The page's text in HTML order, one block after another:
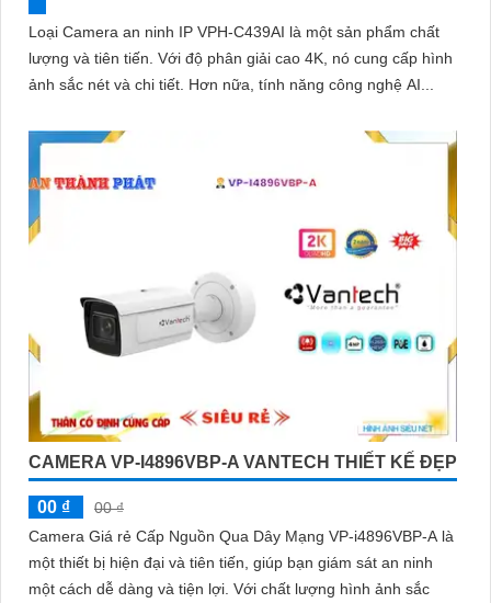
Loại Camera an ninh IP VPH-C439AI là một sản phẩm chất
lượng và tiên tiến. Với độ phân giải cao 4K, nó cung cấp hình
ảnh sắc nét và chi tiết. Hơn nữa, tính năng công nghệ AI...
CAMERA VP-I4896VBP-A VANTECH THIẾT KẾ ĐẸP
00 ₫
00 ₫
Camera Giá rẻ Cấp Nguồn Qua Dây Mạng VP-i4896VBP-A là
một thiết bị hiện đại và tiên tiến, giúp bạn giám sát an ninh
một cách dễ dàng và tiện lợi. Với chất lượng hình ảnh sắc